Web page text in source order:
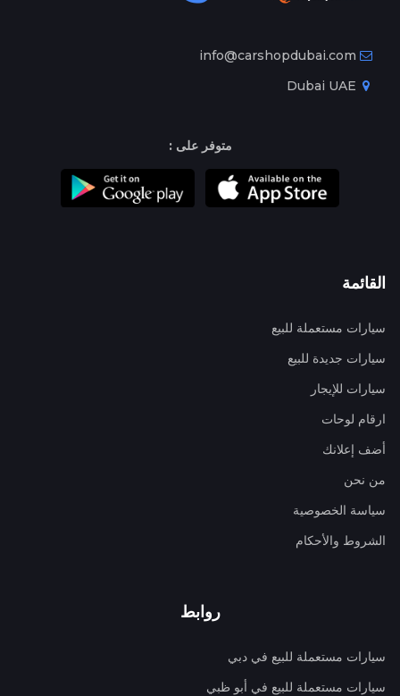
info@carshopdubai.com
متوفر على :
القائمة
سيارات مستعملة للبيع
سيارات جديدة للبيع
سيارات للإيجار
ارقام لوحات
أضف إعلانك
من نحن
سياسة الخصوصية
الشروط والأحكام
روابط
سيارات مستعملة للبيع في دبي
سيارات مستعملة للبيع في أبو ظبي